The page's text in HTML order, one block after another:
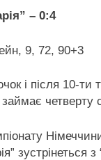
– 0:4
9, 72, 90+3
і після 10-ти
четверту
зустрінеться